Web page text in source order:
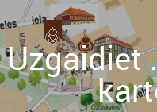
Uzgaidiet